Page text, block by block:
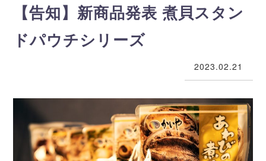
【告知】新商品発表 煮貝スタン
ドパウチシリーズ
2023.02.21